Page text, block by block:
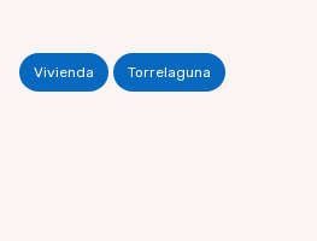
Vivienda Torrelaguna